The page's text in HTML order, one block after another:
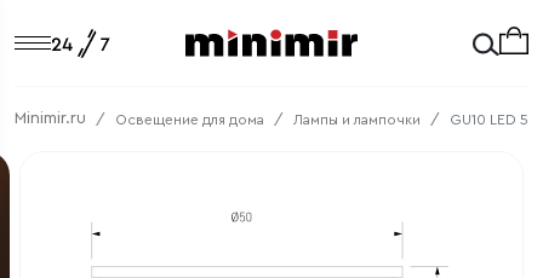
Minimir.ru Освещение для дома Лампы и лампочки GU10 LED